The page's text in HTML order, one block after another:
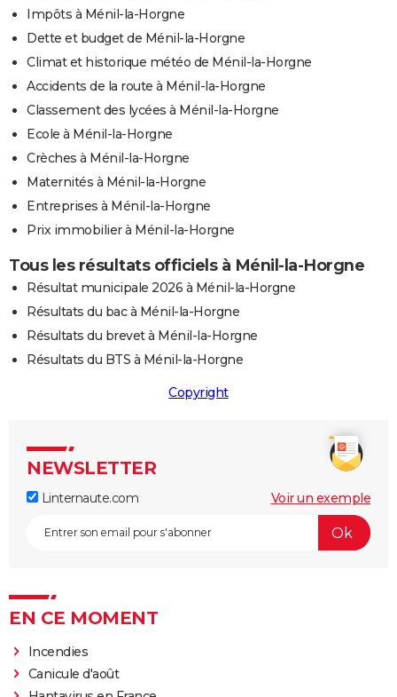
Impôts à Ménil-la-Horgne
Dette et budget de Ménil-la-Horgne
Climat et historique météo de Ménil-la-Horgne
Accidents de la route à Ménil-la-Horgne
Classement des lycées à Ménil-la-Horgne
Ecole à Ménil-la-Horgne
Crèches à Ménil-la-Horgne
Maternités à Ménil-la-Horgne
Entreprises à Ménil-la-Horgne
Prix immobilier à Ménil-la-Horgne
Tous les résultats officiels à Ménil-la-Horgne
Résultat municipale 2026 à Ménil-la-Horgne
Résultats du bac à Ménil-la-Horgne
Résultats du brevet à Ménil-la-Horgne
Résultats du BTS à Ménil-la-Horgne
Copyright
NEWSLETTER
Linternaute.com Voir un exemple
EN CE MOMENT
Incendies
Canicule d'août